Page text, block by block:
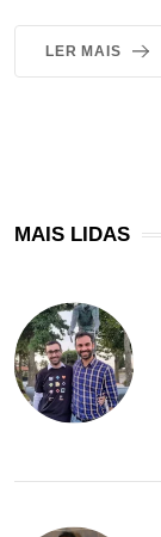
LER MAIS
MAIS LIDAS